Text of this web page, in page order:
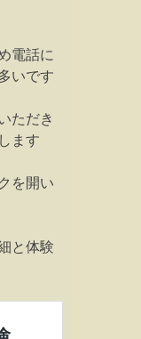
電話に
いです
ただき
ます
を開い
と体験